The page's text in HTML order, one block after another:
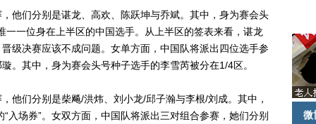
们分别是谌龙、高欢、陈跃坤与乔斌。其中，身为赛会头
一位身在上半区的中国选手。从上半区的签表来看，谌龙
级决赛应该不成问题。女单方面，中国队将派出四位选手参
。其中，身为赛会头号种子选手的李雪芮被分在1/4区。
们分别是柴飚/洪炜、刘小龙/邱子瀚与李根/刘成。其中，
入场券”。女双方面，中国队将派出三对组合参赛，她们分别
微